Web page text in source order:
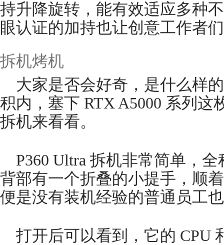
持升降旋转，能有效适应多种
眼认证的加持也让创意工作者
拆机烤机
大家是否会好奇，是什么样
积内，塞下 RTX A5000 系列这
拆机来看看。
P360 Ultra 拆机非常简单，
背部有一个折叠的小提手，顺
便是没有装机经验的普通员工
打开后可以看到，它的 CPU